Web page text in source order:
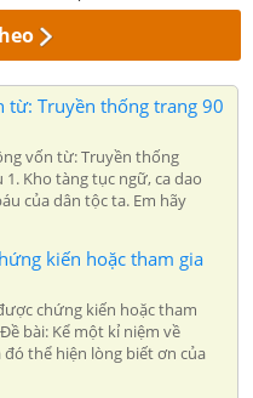
từ: Truyền thống trang 90
vốn từ: Truyền thống
1. Kho tàng tục ngữ, ca dao
của dân tộc ta. Em hãy
kiến hoặc tham gia
chứng kiến hoặc tham
bài: Kể một kỉ niệm về
đó thể hiện lòng biết ơn của